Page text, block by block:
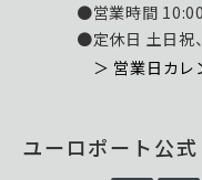
●営業時間
●定休日 土日祝
＞ 営業日カレ
ユーロポート公